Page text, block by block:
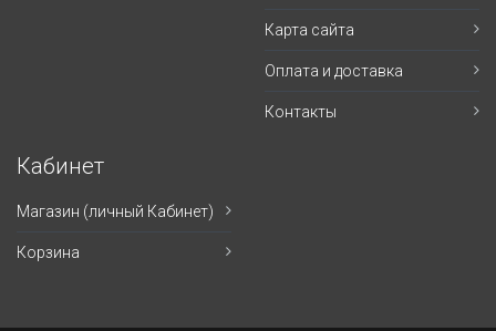
Карта сайта
Оплата и доставка
Контакты
Кабинет
Магазин (личный Кабинет)
Корзина